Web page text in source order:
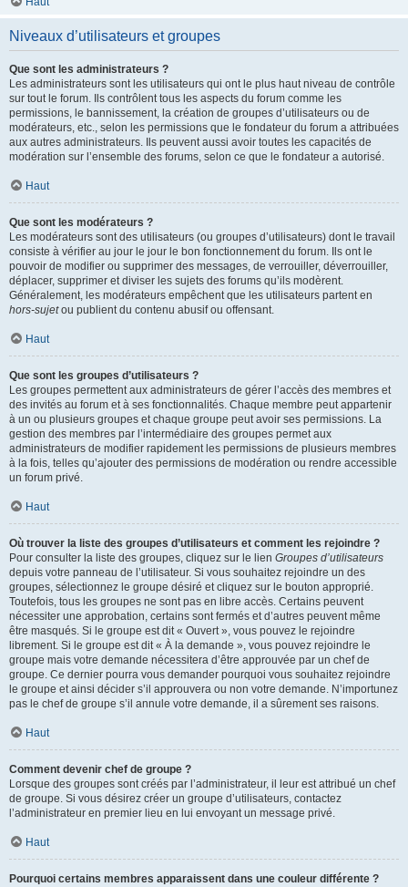
Niveaux d’utilisateurs et groupes
Que sont les administrateurs ?
Les administrateurs sont les utilisateurs qui ont le plus haut niveau de contrôle
sur tout le forum. Ils contrôlent tous les aspects du forum comme les
permissions, le bannissement, la création de groupes d’utilisateurs ou de
modérateurs, etc., selon les permissions que le fondateur du forum a attribuées
aux autres administrateurs. Ils peuvent aussi avoir toutes les capacités de
modération sur l’ensemble des forums, selon ce que le fondateur a autorisé.
Haut
Que sont les modérateurs ?
Les modérateurs sont des utilisateurs (ou groupes d’utilisateurs) dont le travail
consiste à vérifier au jour le jour le bon fonctionnement du forum. Ils ont le
pouvoir de modifier ou supprimer des messages, de verrouiller, déverrouiller,
déplacer, supprimer et diviser les sujets des forums qu’ils modèrent.
Généralement, les modérateurs empêchent que les utilisateurs partent en
hors-sujetou publient du contenu abusif ou offensant.
Haut
Que sont les groupes d’utilisateurs ?
Les groupes permettent aux administrateurs de gérer l’accès des membres et
des invités au forum et à ses fonctionnalités. Chaque membre peut appartenir
à un ou plusieurs groupes et chaque groupe peut avoir ses permissions. La
gestion des membres par l’intermédiaire des groupes permet aux
administrateurs de modifier rapidement les permissions de plusieurs membres
à la fois, telles qu’ajouter des permissions de modération ou rendre accessible
un forum privé.
Haut
Où trouver la liste des groupes d’utilisateurs et comment les rejoindre ?
Pour consulter la liste des groupes, cliquez sur le lien Groupes d’utilisateurs
depuis votre panneau de l’utilisateur. Si vous souhaitez rejoindre un des
groupes, sélectionnez le groupe désiré et cliquez sur le bouton approprié.
Toutefois, tous les groupes ne sont pas en libre accès. Certains peuvent
nécessiter une approbation, certains sont fermés et d’autres peuvent même
être masqués. Si le groupe est dit « Ouvert », vous pouvez le rejoindre
librement. Si le groupe est dit « À la demande », vous pouvez rejoindre le
groupe mais votre demande nécessitera d’être approuvée par un chef de
groupe. Ce dernier pourra vous demander pourquoi vous souhaitez rejoindre
le groupe et ainsi décider s’il approuvera ou non votre demande. N’importunez
pas le chef de groupe s’il annule votre demande, il a sûrement ses raisons.
Haut
Comment devenir chef de groupe ?
Lorsque des groupes sont créés par l’administrateur, il leur est attribué un chef
de groupe. Si vous désirez créer un groupe d’utilisateurs, contactez
l’administrateur en premier lieu en lui envoyant un message privé.
Haut
Pourquoi certains membres apparaissent dans une couleur différente ?